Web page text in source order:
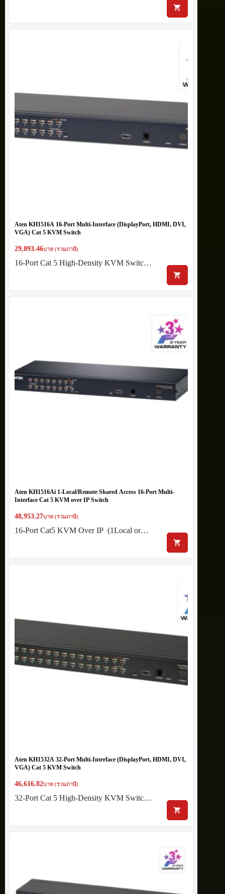
Aten KH1516A 16-Port Multi-Interface (DisplayPort, HDMI, DVI,
VGA) Cat 5 KVM Switch
29,093.46บาท (รวมภาษี)
16-Port Cat 5 High-Density KVM Switc…
Aten KH1516Ai 1-Local/Remote Shared Access 16-Port Multi-
Interface Cat 5 KVM over IP Switch
48,953.27บาท (รวมภาษี)
16-Port Cat5 KVM Over IP (1Local or…
Aten KH1532A 32-Port Multi-Interface (DisplayPort, HDMI, DVI,
VGA) Cat 5 KVM Switch
46,616.82บาท (รวมภาษี)
32-Port Cat 5 High-Density KVM Switc…